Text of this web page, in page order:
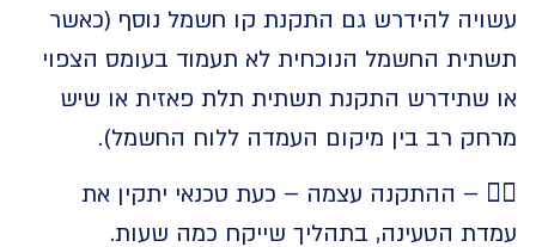
להידרש גם התקנת קו חשמל נוסף (כאשר
החשמל הנוכחית לא תעמוד בעומס הצפוי
התקנת תשתית תלת פאזית או שיש
רב בין מיקום העמדה ללוח החשמל).
– ההתקנה עצמה – כעת טכנאי יתקין את
הטעינה, בתהליך שייקח כמה שעות.